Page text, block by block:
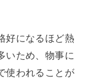
好になるほど熱
いため、物事に
使われることが